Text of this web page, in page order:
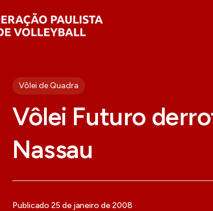
Vôlei de Quadra
Vôlei Futuro
Nassau
Publicado 25 de janeiro de 2008